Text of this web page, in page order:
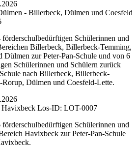
- Billerbeck, Dülmen und Coesfeld
Schülerinnen und
Billerbeck, Billerbeck-Temming,
Dülmen zur Peter-Pan-Schule und von 6
Schülerinnen und Schülern zurück
nach Billerbeck, Billerbeck-
Dülmen und Coesfeld-Lette.
Havixbeck Los-ID: LOT-0007
Schülerinnen und
Havixbeck zur Peter-Pan-Schule